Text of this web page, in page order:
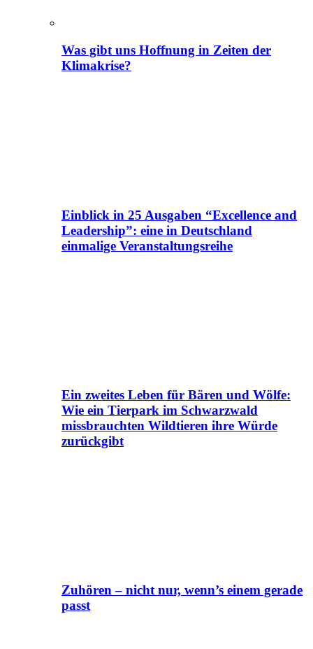
Was gibt uns Hoffnung in Zeiten der
Klimakrise?
Einblick in 25 Ausgaben “Excellence and
Leadership”: eine in Deutschland
einmalige Veranstaltungsreihe
Ein zweites Leben für Bären und Wölfe:
Wie ein Tierpark im Schwarzwald
missbrauchten Wildtieren ihre Würde
zurückgibt
Zuhören – nicht nur, wenn’s einem gerade
passt